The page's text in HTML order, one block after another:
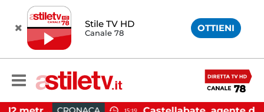
Stile TV HD
Canale 78 OTTIENI
15:19